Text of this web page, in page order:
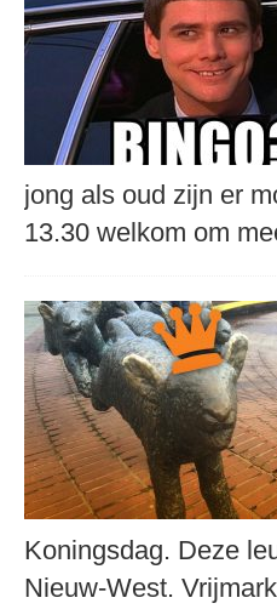
jong als oud zijn er
13.30 welkom om
Koningsdag. Deze
Nieuw-West.